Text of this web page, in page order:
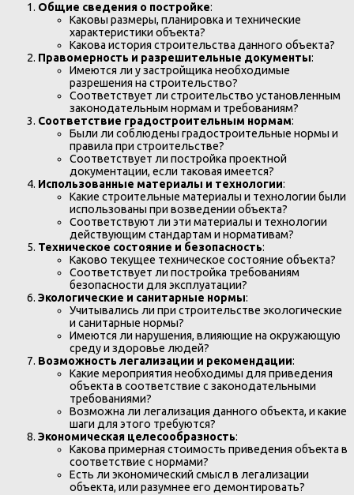
Общие сведения о постройке:
Каковы размеры, планировка и технические
характеристики объекта?
Какова история строительства данного объекта?
Правомерность и разрешительные документы:
Имеются ли у застройщика необходимые
разрешения на строительство?
Соответствует ли строительство установленным
законодательным нормам и требованиям?
Соответствие градостроительным нормам:
Были ли соблюдены градостроительные нормы и
правила при строительстве?
Соответствует ли постройка проектной
документации, если таковая имеется?
Использованные материалы и технологии:
Какие строительные материалы и технологии были
использованы при возведении объекта?
Соответствуют ли эти материалы и технологии
действующим стандартам и нормативам?
Техническое состояние и безопасность:
Каково текущее техническое состояние объекта?
Соответствует ли постройка требованиям
безопасности для эксплуатации?
Экологические и санитарные нормы:
Учитывались ли при строительстве экологические
и санитарные нормы?
Имеются ли нарушения, влияющие на окружающую
среду и здоровье людей?
Возможность легализации и рекомендации:
Какие мероприятия необходимы для приведения
объекта в соответствие с законодательными
требованиями?
Возможна ли легализация данного объекта, и какие
шаги для этого требуются?
Экономическая целесообразность:
Какова примерная стоимость приведения объекта в
соответствие с нормами?
Есть ли экономический смысл в легализации
объекта, или разумнее его демонтировать?